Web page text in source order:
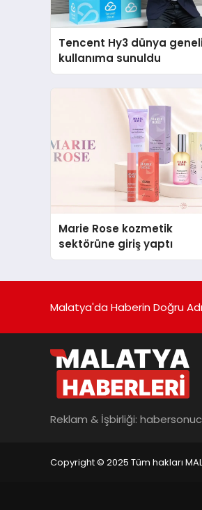
Tencent Hy3 dünya
kullanıma sunuldu
Marie Rose kozmetik
sektörüne giriş yaptı
Malatya'da Haberin Doğru
Reklam & İşbirliği:
Copyright © 2025 Tüm hakları